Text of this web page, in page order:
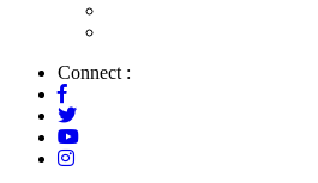
Connect :